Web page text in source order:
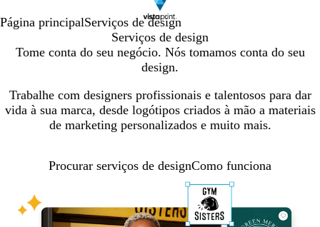
Página principalServiços de design
Serviços de design
Tome conta do seu negócio. Nós tomamos conta do seu
design.
Trabalhe com designers profissionais e talentosos para dar
vida à sua marca, desde logótipos criados à mão a materiais
de marketing personalizados e muito mais.
Procurar serviços de designComo funciona